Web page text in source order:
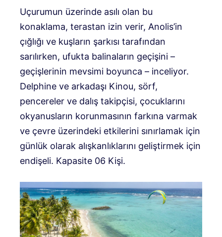
Uçurumun üzerinde asılı olan bu
konaklama, terastan izin verir, Anolis’in
çığlığı ve kuşların şarkısı tarafından
sarılırken, ufukta balinaların geçişini –
geçişlerinin mevsimi boyunca – inceliyor.
Delphine ve arkadaşı Kinou, sörf,
pencereler ve dalış takipçisi, çocuklarını
okyanusların korunmasının farkına varmak
ve çevre üzerindeki etkilerini sınırlamak için
günlük olarak alışkanlıklarını geliştirmek için
endişeli. Kapasite 06 Kişi.